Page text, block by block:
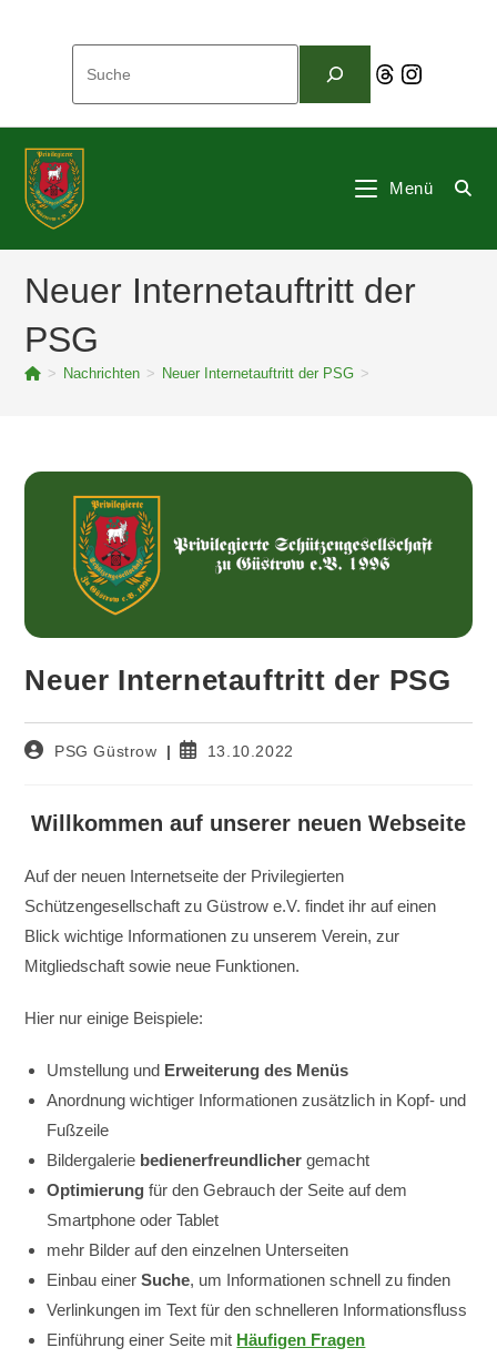
ThreadsInstagram
Menü
Neuer Internetauftritt der
PSG
> Nachrichten > Neuer Internetauftritt der PSG >
Neuer Internetauftritt der PSG
Beitrags-PSG Güstrow
Beitrag13.10.2022
Willkommen auf unserer neuen Webseite
Auf der neuen Internetseite der Privilegierten
Schützengesellschaft zu Güstrow e.V. findet ihr auf einen
Blick wichtige Informationen zu unserem Verein, zur
Mitgliedschaft sowie neue Funktionen.
Hier nur einige Beispiele:
Umstellung und Erweiterung des Menüs
Anordnung wichtiger Informationen zusätzlich in Kopf- und
Fußzeile
Bildergalerie bedienerfreundlichergemacht
Optimierung für den Gebrauch der Seite auf dem
Smartphone oder Tablet
mehr Bilder auf den einzelnen Unterseiten
Einbau einerSuche, um Informationen schnell zu finden
Verlinkungen im Text für den schnelleren Informationsfluss
Einführung einer Seite mit Häufigen Fragen